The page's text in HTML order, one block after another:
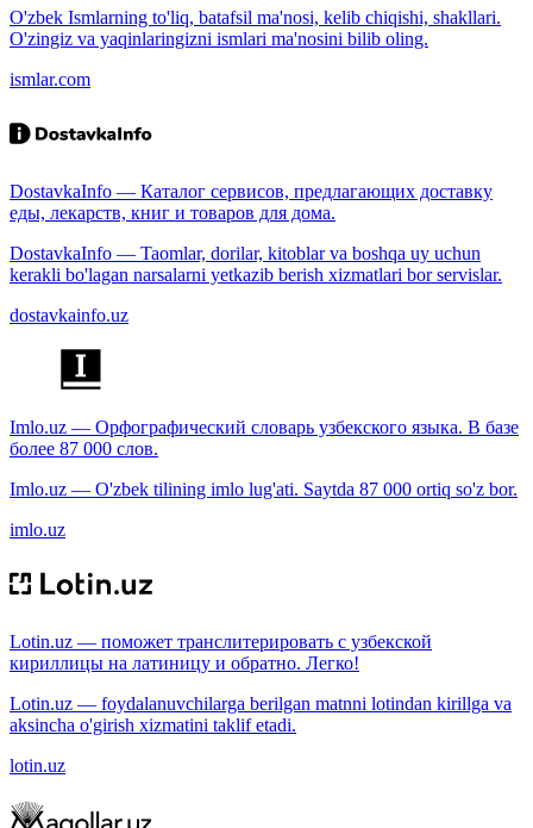
O'zbek Ismlarning to'liq, batafsil ma'nosi, kelib chiqishi, shakllari.
O'zingiz va yaqinlaringizni ismlari ma'nosini bilib oling.
ismlar.com
DostavkaInfo — Каталог сервисов, предлагающих доставку
еды, лекарств, книг и товаров для дома.
DostavkaInfo — Taomlar, dorilar, kitoblar va boshqa uy uchun
kerakli bo'lagan narsalarni yetkazib berish xizmatlari bor servislar.
dostavkainfo.uz
Imlo.uz — Орфографический словарь узбекского языка. В базе
более 87 000 слов.
Imlo.uz — O'zbek tilining imlo lug'ati. Saytda 87 000 ortiq so'z bor.
imlo.uz
Lotin.uz — поможет транслитерировать с узбекской
кириллицы на латиницу и обратно. Легко!
Lotin.uz — foydalanuvchilarga berilgan matnni lotindan kirillga va
aksincha o'girish xizmatini taklif etadi.
lotin.uz